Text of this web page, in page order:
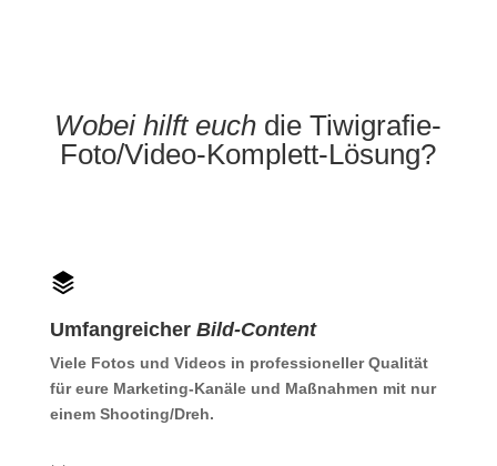
Wobei hilft euch die Tiwigrafie-
Foto/Video-Komplett-Lösung?
Umfangreicher Bild-Content
Viele Fotos und Videos in professioneller Qualität
für eure Marketing-Kanäle und Maßnahmen mit nur
einem Shooting/Dreh.